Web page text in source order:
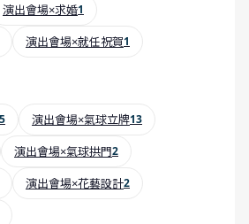
演出會場×求婚1
演出會場×就任祝賀1
演出會場×氣球立牌13
演出會場×氣球拱門2
演出會場×花藝設計2